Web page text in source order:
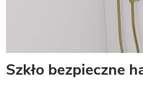
Szkło bezpieczne